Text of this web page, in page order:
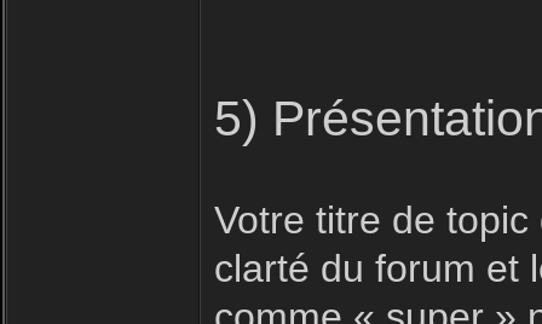
5)
Votre titre de
clarté du forum et